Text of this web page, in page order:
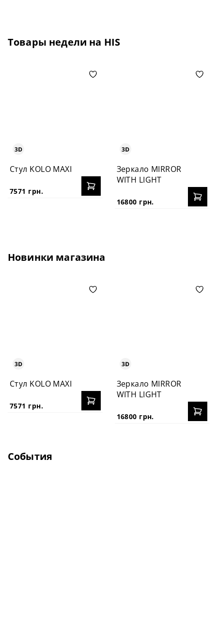
Товары недели на HIS
Стул KOLO MAXI
7571 грн.
Зеркало MIRROR
WITH LIGHT
16800 грн.
Новинки магазина
Стул KOLO MAXI
7571 грн.
Зеркало MIRROR
WITH LIGHT
16800 грн.
События